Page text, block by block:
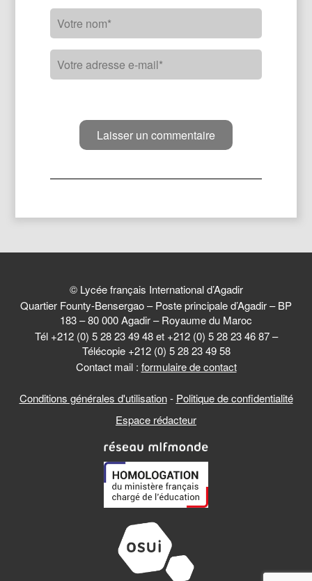
© Lycée français International d’Agadir
Quartier Founty-Bensergao – Poste principale d’Agadir – BP
183 – 80 000 Agadir – Royaume du Maroc
Tél +212 (0) 5 28 23 49 48 et +212 (0) 5 28 23 46 87 –
Télécopie +212 (0) 5 28 23 49 58
Contact mail : formulaire de contact
Conditions générales d'utilisation- Politique de confidentialité
Espace rédacteur